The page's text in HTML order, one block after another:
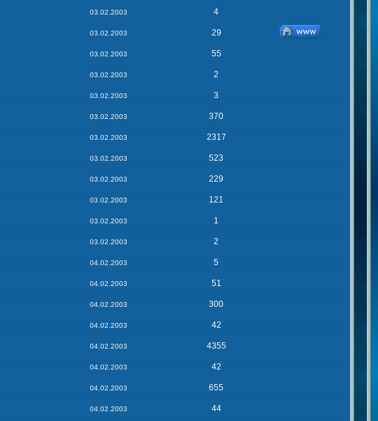
03.02.2003 4
03.02.2003 29
03.02.2003 55
03.02.2003 2
03.02.2003 3
03.02.2003 370
03.02.2003 2317
03.02.2003 523
03.02.2003 229
03.02.2003 121
03.02.2003 1
03.02.2003 2
04.02.2003 5
04.02.2003 51
04.02.2003 300
04.02.2003 42
04.02.2003 4355
04.02.2003 42
04.02.2003 655
04.02.2003 44